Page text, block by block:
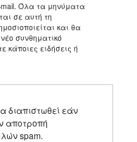
mail. Όλα τα μηνύματα
σε αυτή τη
και θα
συνθηματικό
κάποιες ειδήσεις ή
διαπιστωθεί εάν
αποτροπή
spam.